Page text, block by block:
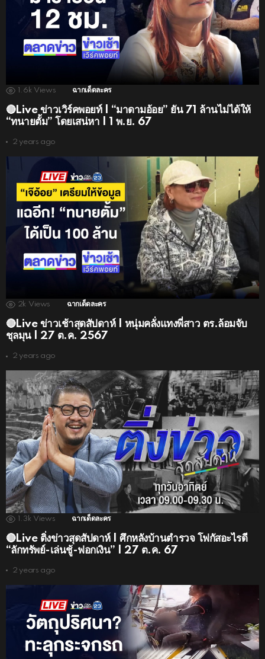
1.6k Views ฉากเด็ดละคร
🔴Live ข่าวเวิร์คพอยท์ | “มาดามอ้อย” ยัน 71 ล้านไม่ได้ให้
“ทนายตั้ม” โดยเสน่หา | 1 พ.ย. 67
2 years ago
2k Views ฉากเด็ดละคร
🔴Live ข่าวเช้าสุดสัปดาห์ | หนุ่มคลั่งแทงพี่สาว ตร.ล้อมจับ
ชุลมุน | 27 ต.ค. 2567
2 years ago
1.3k Views ฉากเด็ดละคร
🔴Live ติ่งข่าวสุดสัปดาห์ | ศึกหลังบ้านตำรวจ โฟกัสอะไรดี
“ลักทรัพย์-เล่นชู้-ฟอกเงิน” | 27 ต.ค. 67
2 years ago